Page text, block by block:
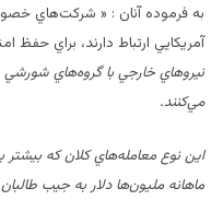
به فرموده آنان : « شركت‌هاي
آمريكايي ارتباط دارند، براي حفظ
نيروهاي خارجي با گروه‌هاي شورشي
مي‌كنند.
اين نوع معامله‌هاي كلان كه
ماهانه مليون‌ها دلار به جيب